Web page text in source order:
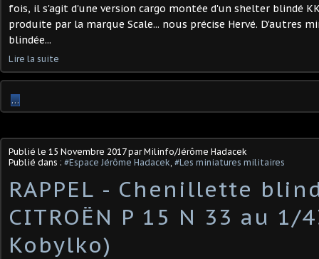
fois, il s'agit d'une version cargo montée d'un shelter blindé
produite par la marque Scale... nous précise Hervé. D'autres
blindée...
Lire la suite
…
Publié le 15 Novembre 2017par Milinfo/Jérôme Hadacek
Publié dans : #Espace Jérôme Hadacek, #Les miniatures militaires
RAPPEL - Chenillette
CITROËN P 15 N 33 au 1/
Kobylko)